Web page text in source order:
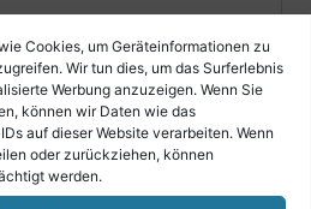
Cookies, um Geräteinformationen zu
Wir tun dies, um das Surferlebnis
Werbung anzuzeigen. Wenn Sie
können wir Daten wie das
auf dieser Website verarbeiten. Wenn
oder zurückziehen, können
werden.